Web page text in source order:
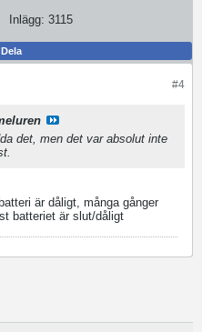
Inlägg: 3115
Dela
#4
det, men det var absolut inte
är dåligt, många gånger
batteriet är slut/dåligt